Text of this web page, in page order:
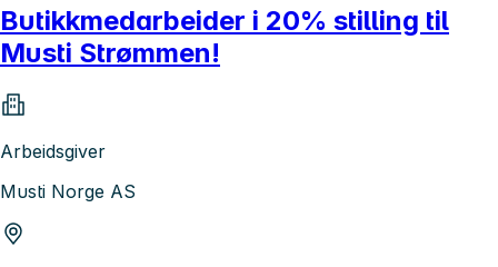
Butikkmedarbeider i 20% stilling til
Musti Strømmen!
Arbeidsgiver
Musti Norge AS